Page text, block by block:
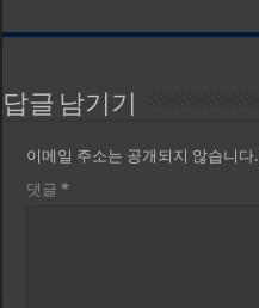
답글 남기기
이메일 주소는 공개되지 않습니다.
댓글*